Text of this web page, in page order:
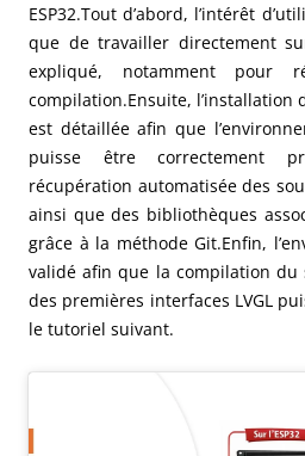
ESP32.Tout d’abord, l’intérêt
que de travailler directement
expliqué, notamment pour
compilation.Ensuite, l’installation
est détaillée afin que
puisse être correctement
récupération automatisée des
ainsi que des bibliothèques
grâce à la méthode Git.Enfin,
validé afin que la compilation
des premières interfaces LVGL
le tutoriel suivant.